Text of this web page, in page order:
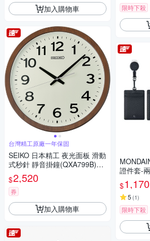
加入購物車
台灣精工原廠一年保固
SEIKO 日本精工 夜光面板 滑動
式秒針 靜音掛鐘(QXA799B)40
cm
$2,520
券
加入購物車
限時下殺
證件套-
$1,170
5 (1)
限時下殺